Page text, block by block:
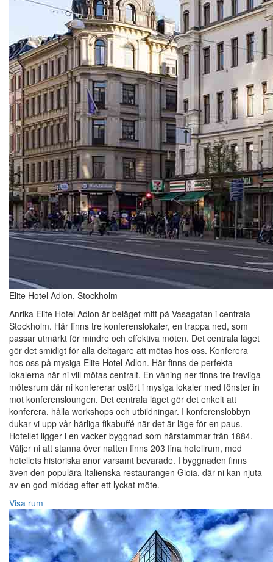
Elite Hotel Adlon, Stockholm
Anrika Elite Hotel Adlon är beläget mitt på Vasagatan i centrala
Stockholm. Här finns tre konferenslokaler, en trappa ned, som
passar utmärkt för mindre och effektiva möten. Det centrala läget
gör det smidigt för alla deltagare att mötas hos oss. Konferera
hos oss på mysiga Elite Hotel Adlon. Här finns de perfekta
lokalerna när ni vill mötas centralt. En våning ner finns tre trevliga
mötesrum där ni konfererar ostört i mysiga lokaler med fönster in
mot konferensloungen. Det centrala läget gör det enkelt att
konferera, hålla workshops och utbildningar. I konferenslobbyn
dukar vi upp vår härliga fikabuffé när det är läge för en paus.
Hotellet ligger i en vacker byggnad som härstammar från 1884.
Väljer ni att stanna över natten finns 203 fina hotellrum, med
hotellets historiska anor varsamt bevarade. I byggnaden finns
även den populära Italienska restaurangen Gioia, där ni kan njuta
av en god middag efter ett lyckat möte.
Visa rum